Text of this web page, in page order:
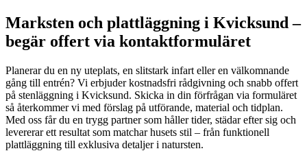
Marksten och plattläggning i Kvicksund –
begär offert via kontaktformuläret
Planerar du en ny uteplats, en slitstark infart eller en välkomnande
gång till entrén? Vi erbjuder kostnadsfri rådgivning och snabb offert
på stenläggning i Kvicksund. Skicka in din förfrågan via formuläret
så återkommer vi med förslag på utförande, material och tidplan.
Med oss får du en trygg partner som håller tider, städar efter sig och
levererar ett resultat som matchar husets stil – från funktionell
plattläggning till exklusiva detaljer i natursten.